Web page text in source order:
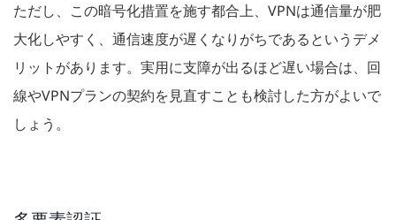
ただし、この暗号化措置を施す都合上、VPNは通信量が肥
大化しやすく、通信速度が遅くなりがちであるというデメ
リットがあります。実用に支障が出るほど遅い場合は、回
線やVPNプランの契約を見直すことも検討した方がよいで
しょう。